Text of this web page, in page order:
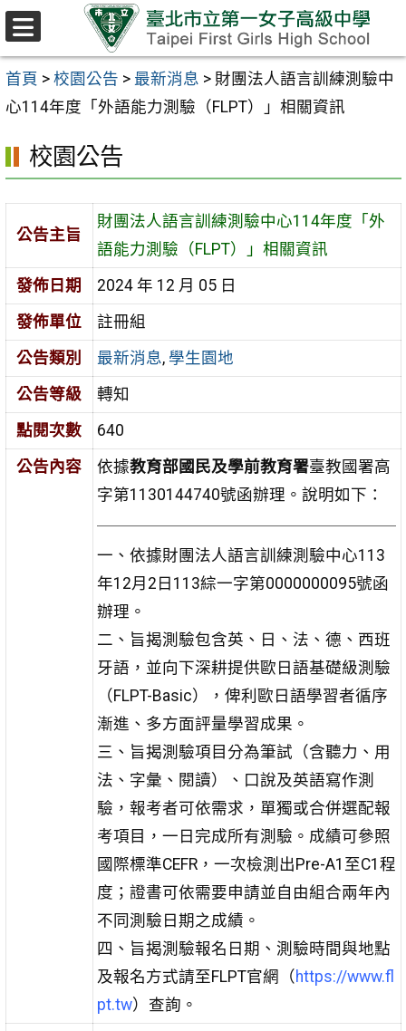
跳至主要內容區
首頁 > 校園公告 > 最新消息 > 財團法人語言訓練測驗中
心114年度「外語能力測驗（FLPT）」相關資訊
校園公告
公告主旨
財團法人語言訓練測驗中心114年度「外
語能力測驗（FLPT）」相關資訊
發佈日期
2024 年 12 月 05 日
發佈單位
註冊組
公告類別
最新消息, 學生園地
公告等級
轉知
點閱次數
640
公告內容
依據教育部國民及學前教育署臺教國署高
字第1130144740號函辦理。說明如下：
一、依據財團法人語言訓練測驗中心113
年12月2日113綜一字第0000000095號函
辦理。
二、旨揭測驗包含英、日、法、德、西班
牙語，並向下深耕提供歐日語基礎級測驗
（FLPT-Basic），俾利歐日語學習者循序
漸進、多方面評量學習成果。
三、旨揭測驗項目分為筆試（含聽力、用
法、字彙、閱讀）、口說及英語寫作測
驗，報考者可依需求，單獨或合併選配報
考項目，一日完成所有測驗。成績可參照
國際標準CEFR，一次檢測出Pre-A1至C1程
度；證書可依需要申請並自由組合兩年內
不同測驗日期之成績。
四、旨揭測驗報名日期、測驗時間與地點
及報名方式請至FLPT官網（ https://www.fl
pt.tw）查詢。
選
單